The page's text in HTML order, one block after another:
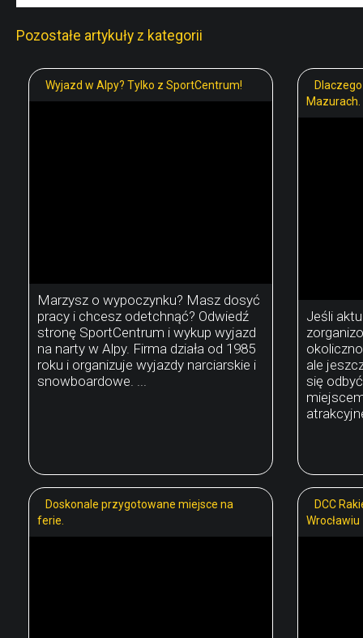
Pozostałe artykuły z kategorii
Wyjazd w Alpy? Tylko z SportCentrum!
Marzysz o wypoczynku? Masz dosyć
pracy i chcesz odetchnąć? Odwiedź
stronę SportCentrum i wykup wyjazd
na narty w Alpy. Firma działa od 1985
roku i organizuje wyjazdy narciarskie i
snowboardowe. ...
Mazurach.
Jeśli
ale
się
Doskonale przygotowane miejsce na
ferie.
DCC
Wrocławiu